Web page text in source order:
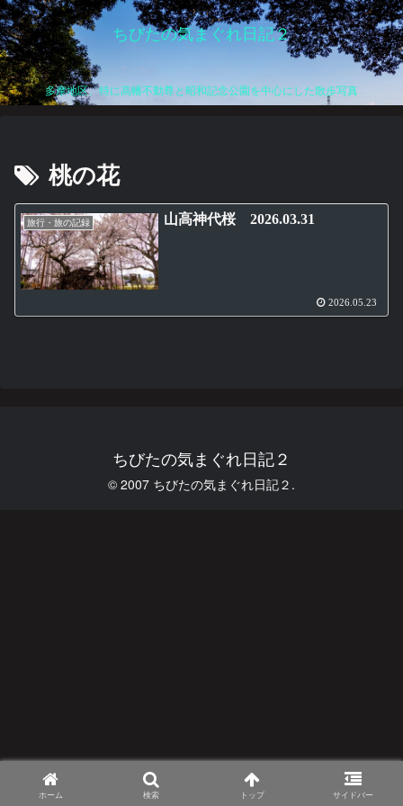
ちびたの気まぐれ日記２
多摩地区、特に高幡不動尊と昭和記念公園を中心にした散歩写真
桃の花
旅行・旅の記録 山高神代桜 2026.03.31
2026.05.23
ちびたの気まぐれ日記２
© 2007 ちびたの気まぐれ日記２.
ホーム 検索 トップ サイドバー